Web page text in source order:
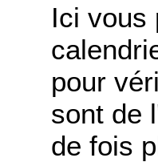
Ici vous
pour
sont de
de fois